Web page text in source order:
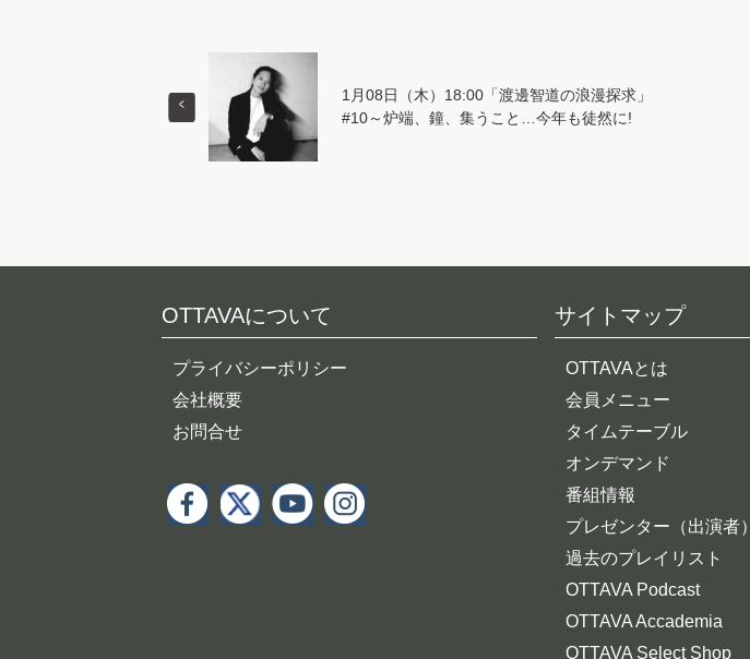
1月08日（木）18:00「渡邊智道の浪漫探求」
#10～炉端、鐘、集うこと…今年も徒然に!
OTTAVAについて
プライバシーポリシー
会社概要
お問合せ
サイトマップ
OTTAVAとは
会員メニュー
タイムテーブル
オンデマンド
番組情報
プレゼンター（出演者）
過去のプレイリスト
OTTAVA Podcast
OTTAVA Accademia
OTTAVA Select Shop